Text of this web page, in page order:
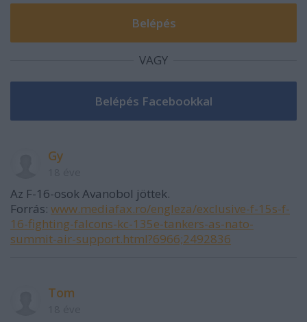
VAGY
Gy
Az F-16-osok Avanobol jöttek.
Forrás: www.mediafax.ro/engleza/exclusive-f-15s-f-
16-fighting-falcons-kc-135e-tankers-as-nato-
summit-air-support.html?6966;2492836
Tom